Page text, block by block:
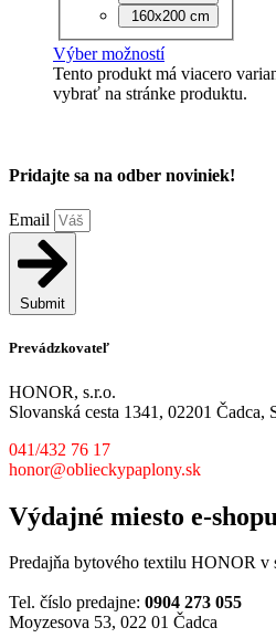
160x200 cm
Výber možností
Tento produkt má viacero
vybrať na stránke produktu.
Pridajte sa na odber noviniek!
Email
Submit
Prevádzkovateľ
HONOR, s.r.o.
Slovanská cesta 1341, 02201 Čadca,
041/432 76 17
honor@oblieckypaplony.sk
Výdajné miesto e-shopu
Predajňa bytového textilu HONOR v
Tel. číslo predajne: 0904 273 055
Moyzesova 53, 022 01 Čadca